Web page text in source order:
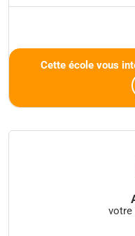
Cette école vous
votre